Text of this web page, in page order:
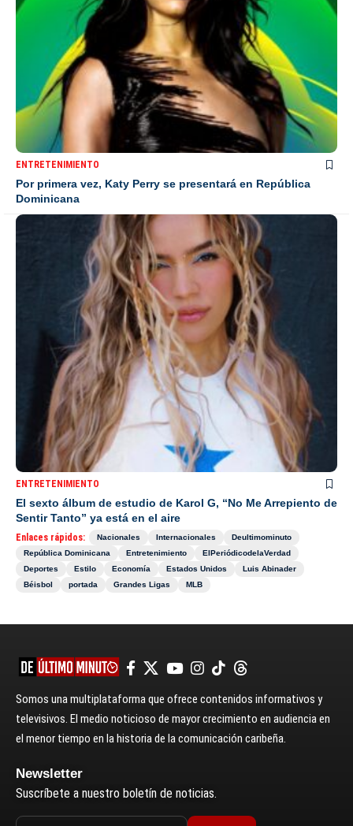
ENTRETENIMIENTO
Por primera vez, Katy Perry se presentará en República
Dominicana
ENTRETENIMIENTO
El sexto álbum de estudio de Karol G, “No Me Arrepiento de
Sentir Tanto” ya está en el aire
Enlaces rápidos: Nacionales Internacionales
Deultimominuto
República Dominicana
Entretenimiento
ElPeriódicodelaVerdad
Deportes
Estilo Economía Estados Unidos
Luis Abinader
Béisbol
portada Grandes Ligas MLB
Somos una multiplataforma que ofrece contenidos informativos y
televisivos. El medio noticioso de mayor crecimiento en audiencia en
el menor tiempo en la historia de la comunicación caribeña.
Newsletter
Suscríbete a nuestro boletín de noticias.